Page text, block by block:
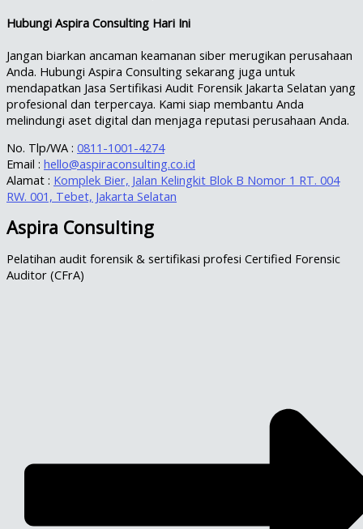
Hubungi Aspira Consulting Hari Ini
Jangan biarkan ancaman keamanan siber merugikan perusahaan
Anda. Hubungi Aspira Consulting sekarang juga untuk
mendapatkan Jasa Sertifikasi Audit Forensik Jakarta Selatan yang
profesional dan terpercaya. Kami siap membantu Anda
melindungi aset digital dan menjaga reputasi perusahaan Anda.
No. Tlp/WA : 0811-1001-4274
Email : hello@aspiraconsulting.co.id
Alamat : Komplek Bier, Jalan Kelingkit Blok B Nomor 1 RT. 004
RW. 001, Tebet, Jakarta Selatan
Aspira Consulting
Pelatihan audit forensik & sertifikasi profesi Certified Forensic
Auditor (CFrA)